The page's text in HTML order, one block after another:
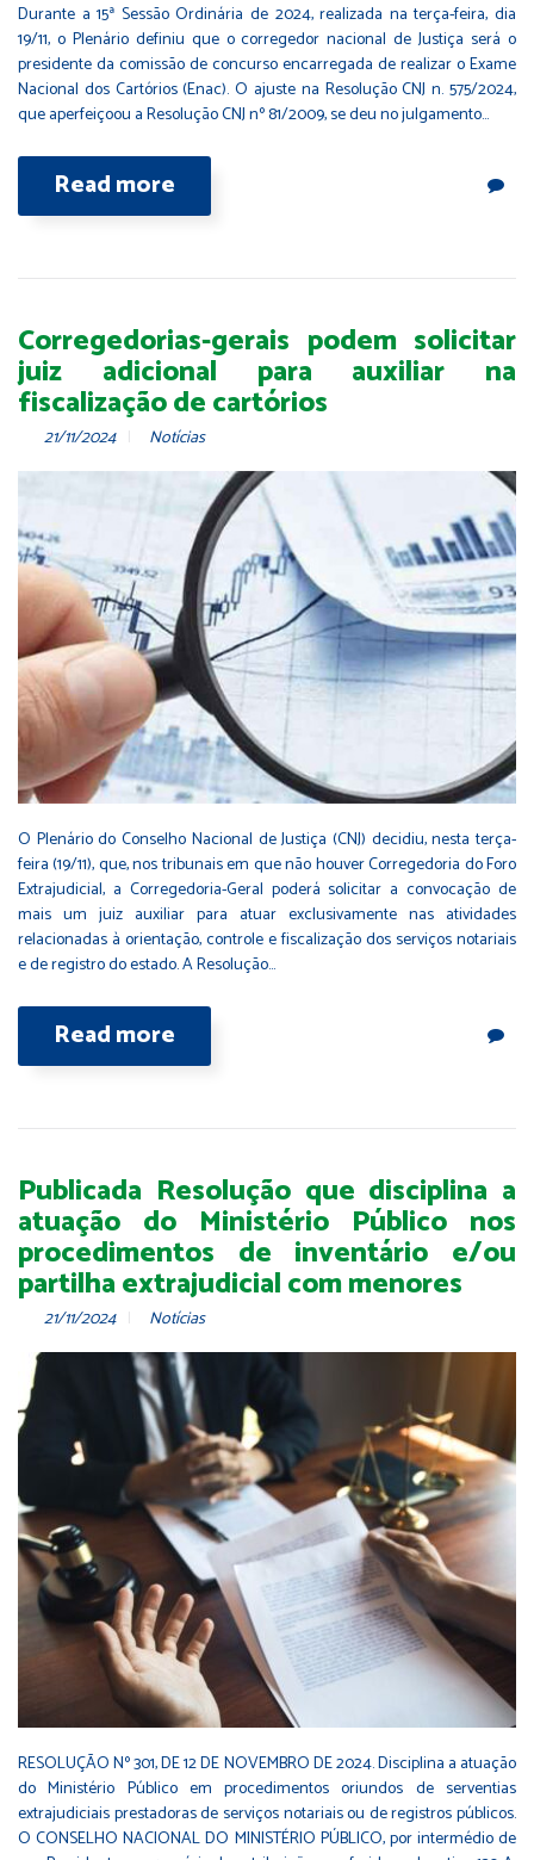
Durante a 15ª Sessão Ordinária de 2024, realizada na terça-feira, dia
19/11, o Plenário definiu que o corregedor nacional de Justiça será o
presidente da comissão de concurso encarregada de realizar o Exame
Nacional dos Cartórios (Enac). O ajuste na Resolução CNJ n. 575/2024,
que aperfeiçoou a Resolução CNJ nº 81/2009, se deu no julgamento…
Read more
Corregedorias-gerais podem solicitar
juiz adicional para auxiliar na
fiscalização de cartórios
21/11/2024 Notícias
O Plenário do Conselho Nacional de Justiça (CNJ) decidiu, nesta terça-
feira (19/11), que, nos tribunais em que não houver Corregedoria do Foro
Extrajudicial, a Corregedoria-Geral poderá solicitar a convocação de
mais um juiz auxiliar para atuar exclusivamente nas atividades
relacionadas à orientação, controle e fiscalização dos serviços notariais
e de registro do estado. A Resolução…
Read more
Publicada Resolução que disciplina a
atuação do Ministério Público nos
procedimentos de inventário e/ou
partilha extrajudicial com menores
21/11/2024 Notícias
RESOLUÇÃO Nº 301, DE 12 DE NOVEMBRO DE 2024. Disciplina a atuação
do Ministério Público em procedimentos oriundos de serventias
extrajudiciais prestadoras de serviços notariais ou de registros públicos.
O CONSELHO NACIONAL DO MINISTÉRIO PÚBLICO, por intermédio de